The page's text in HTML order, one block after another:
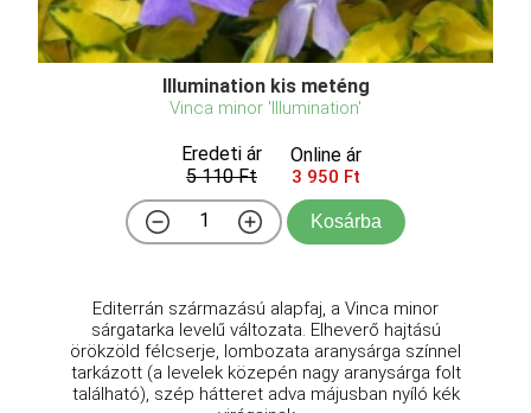
Illumination kis meténg
Vinca minor 'Illumination'
Eredeti ár
5 110 Ft
Online ár
3 950 Ft
Kosárba
Editerrán származású alapfaj, a Vinca minor
sárgatarka levelű változata. Elheverő hajtású
örökzöld félcserje, lombozata aranysárga színnel
tarkázott (a levelek közepén nagy aranysárga folt
található), szép hátteret adva májusban nyíló kék